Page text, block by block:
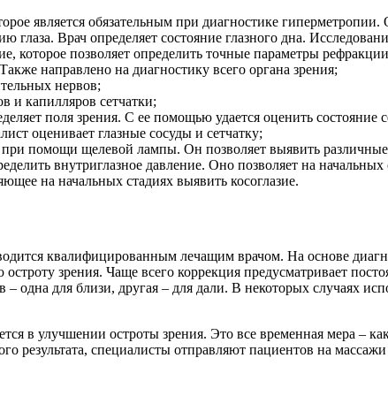
является обязательным при диагностике
глаза. Врач определяет состояние глазного дна.
которое позволяет определить точные параметры
направлено на диагностику всего органа зрения;
нервов;
и капилляров сетчатки;
поля зрения. С ее помощью удается оценить состояние
оценивает глазные сосуды и сетчатку;
помощи щелевой лампы. Он позволяет выявить различные
внутриглазное давление. Оно позволяет на начальных
на начальных стадиях выявить косоглазие.
квалифицированным лечащим врачом. На основе
остроту зрения. Чаще всего коррекция предусматривает
одна для близи, другая – для дали. В некоторых случаях
в улучшении остроты зрения. Это все временная мера –
результата, специалисты отправляют пациентов на